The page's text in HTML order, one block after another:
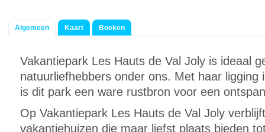
Algemeen Kaart Boeken
Vakantiepark Les Hauts de Val Joly is ideaal
natuurliefhebbers onder ons. Met haar ligging
is dit park een ware rustbron voor een
Op Vakantiepark Les Hauts de Val Joly
vakantiehuizen die maar liefst plaats bieden